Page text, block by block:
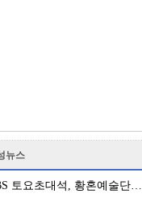
뉴스
토요초대석, 황혼예술단…